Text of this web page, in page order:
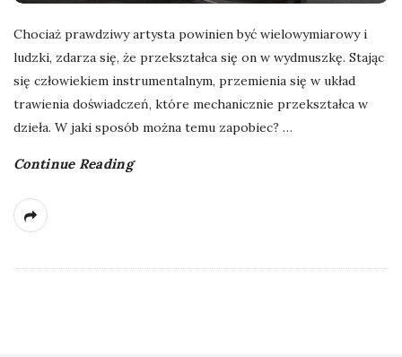
a
d
r
y
Chociaż prawdziwy artysta powinien być wielowymiarowy i
ludzki, zdarza się, że przekształca się on w wydmuszkę. Stając
się człowiekiem instrumentalnym, przemienia się w układ
trawienia doświadczeń, które mechanicznie przekształca w
dzieła. W jaki sposób można temu zapobiec? …
Continue Reading